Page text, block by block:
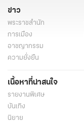
ข่าว
พระราชสำนัก
การเมือง
อาชญากรรม
ความยั่งยืน
เนื้อหาที่น่าสนใจ
รายงานพิเศษ
บันเทิง
นิยาย